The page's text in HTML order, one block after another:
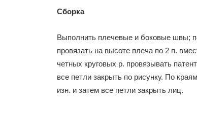
Сборка
Выполнить плечевые и бо­ковые швы;
провязать на высо­те плеча по 2 п.
четных круго­вых р. провязывать
все петли закрыть по рисунку. По
изн. и затем все петли закрыть лиц.